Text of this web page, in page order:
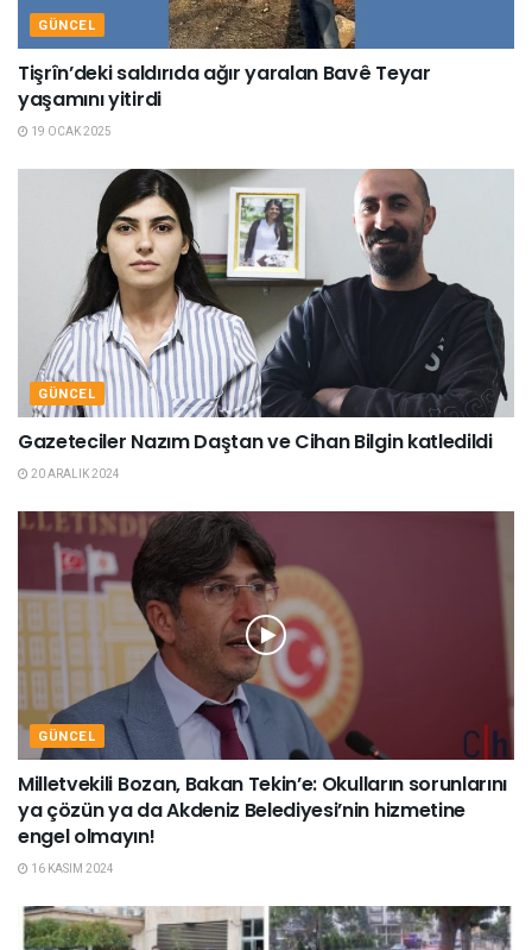
GÜNCEL
Tişrîn’deki saldırıda ağır yaralan Bavê Teyar
yaşamını yitirdi
19 OCAK 2025
GÜNCEL
Gazeteciler Nazım Daştan ve Cihan Bilgin katledildi
20 ARALIK 2024
GÜNCEL
Milletvekili Bozan, Bakan Tekin’e: Okulların sorunlarını
ya çözün ya da Akdeniz Belediyesi’nin hizmetine
engel olmayın!
16 KASIM 2024